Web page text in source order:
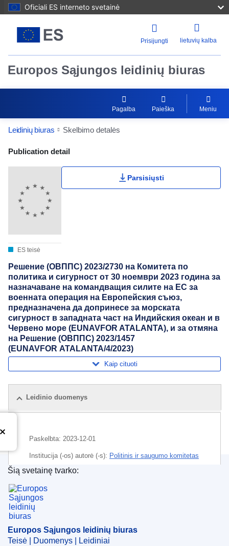
Oficiali ES interneto svetainė
Prisijungti lietuvių kalba
Europos Sąjungos leidinių biuras
Pagalba Paieška Meniu
Leidinių biuras Skelbimo detalės
Publication Detail Actions Portlet
Publication detail
ES teisė
Parsisiųsti
Решение (ОВППС) 2023/2730 на Комитета по
политика и сигурност от 30 ноември 2023 година за
назначаване на командващия силите на ЕС за
военната операция на Европейския съюз,
предназначена да допринесе за морската
сигурност в западната част на Индийския океан и в
Червено море (EUNAVFOR ATALANTA), и за отмяна
на Решение (ОВППС) 2023/1457
(EUNAVFOR ATALANTA/4/2023)
Kaip cituoti
Leidinio duomenys
Paskelbta: 2023-12-01
Institucija (-os) autorė (-s): Politinis ir saugumo komitetas
(Europos Sąjungos Taryba
Tema:
karinis personalas
piratavimas
CELEX : 32023D2730
Europos Sąjungos leidinių biuras
Šią svetainę tvarko:
Europos Sąjungos leidinių biuras
Teisė | Duomenys | Leidiniai